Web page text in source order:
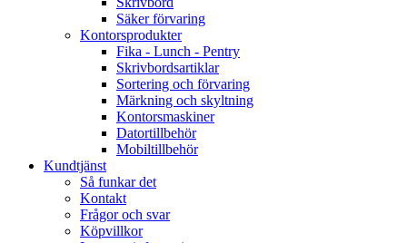
Säker förvaring
Kontorsprodukter
Fika - Lunch - Pentry
Skrivbordsartiklar
Sortering och förvaring
Märkning och skyltning
Kontorsmaskiner
Datortillbehör
Mobiltillbehör
Kundtjänst
Så funkar det
Kontakt
Frågor och svar
Köpvillkor